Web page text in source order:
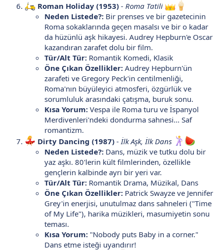
Roman Holiday (1953) - Roma Tatili
Neden Listede?: Bir prenses ve bir gazetecinin
Roma sokaklarında geçen masalsı ve bir o kadar
da hüzünlü aşk hikayesi. Audrey Hepburn'e Oscar
kazandıran zarafet dolu bir film.
Tür/Alt Tür: Romantik Komedi, Klasik
Öne Çıkan Özellikler: Audrey Hepburn'ün
zarafeti ve Gregory Peck'in centilmenliği,
Roma'nın büyüleyici atmosferi, özgürlük ve
sorumluluk arasındaki çatışma, buruk sonu.
Kısa Yorum: Vespa ile Roma turu ve İspanyol
Merdivenleri'ndeki dondurma sahnesi... Saf
romantizm.
Dirty Dancing (1987) - İlk Aşk, İlk Dans
Neden Listede?: Dans, müzik ve tutku dolu bir
yaz aşkı. 80'lerin kült filmlerinden, özellikle
gençlerin kalbinde ayrı bir yeri var.
Tür/Alt Tür: Romantik Drama, Müzikal, Dans
Öne Çıkan Özellikler: Patrick Swayze ve Jennifer
Grey'in enerjisi, unutulmaz dans sahneleri ("Time
of My Life"), harika müzikleri, masumiyetin sonu
teması.
Kısa Yorum: "Nobody puts Baby in a corner."
Dans etme isteği uyandırır!